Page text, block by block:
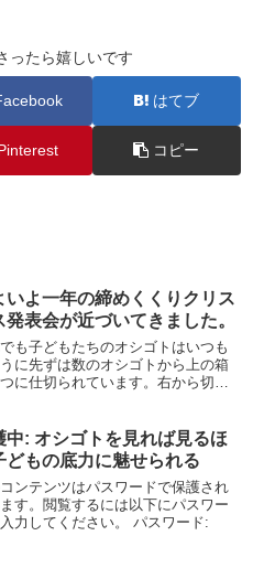
ったら嬉しいです
はてブ
コピー
いよ一年の締めくくりクリス
発表会が近づいてきました。
も子どもたちのオシゴトはいつも
に先ずは数のオシゴトから上の箱
に仕切られています。右から切手
せます。千単位の数の足し算をす
が整いま...
中: オシゴトを見れば見るほ
どもの底力に魅せられる
ンテンツはパスワードで保護され
す。閲覧するには以下にパスワー
入力してください。 パスワード: